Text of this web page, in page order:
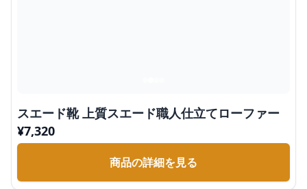
スエード靴 上質スエード職人仕立てローファー
¥7,320
商品の詳細を見る